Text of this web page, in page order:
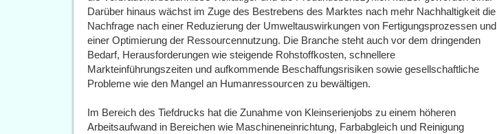
Darüber hinaus wächst im Zuge des Bestrebens des Marktes nach mehr Nachhaltigkeit die
Nachfrage nach einer Reduzierung der Umweltauswirkungen von Fertigungsprozessen und
einer Optimierung der Ressourcennutzung. Die Branche steht auch vor dem dringenden
Bedarf, Herausforderungen wie steigende Rohstoffkosten, schnellere
Markteinführungszeiten und aufkommende Beschaffungsrisiken sowie gesellschaftliche
Probleme wie den Mangel an Humanressourcen zu bewältigen.
Im Bereich des Tiefdrucks hat die Zunahme von Kleinserienjobs zu einem höheren
Arbeitsaufwand in Bereichen wie Maschineneinrichtung, Farbabgleich und Reinigung